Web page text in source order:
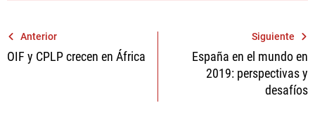
Navegación
de
Anterior
OIF y CPLP crecen en África
Siguiente
España en el mundo en
2019: perspectivas y
desafíos